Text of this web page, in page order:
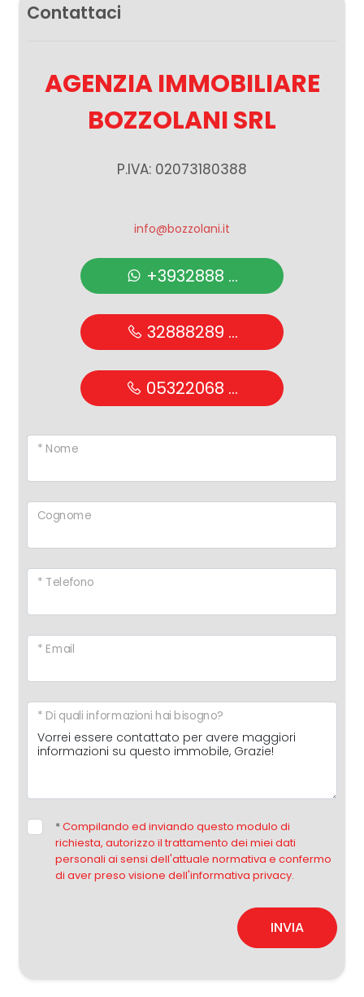
Contattaci
AGENZIA IMMOBILIARE
BOZZOLANI SRL
P.IVA: 02073180388
info@bozzolani.it
+3932888 ...
32888289 ...
05322068 ...
* Nome
Cognome
* Telefono
* Email
* Di quali informazioni hai bisogno?
*Compilando ed inviando questo modulo di
richiesta, autorizzo il trattamento dei miei dati
personali ai sensi dell'attuale normativa e confermo
di aver preso visione dell'informativa privacy.
INVIA